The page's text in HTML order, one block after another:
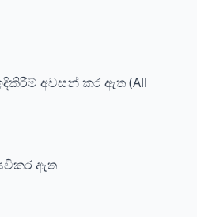
අවසන් කර ඇත (All
සවිකර ඇත